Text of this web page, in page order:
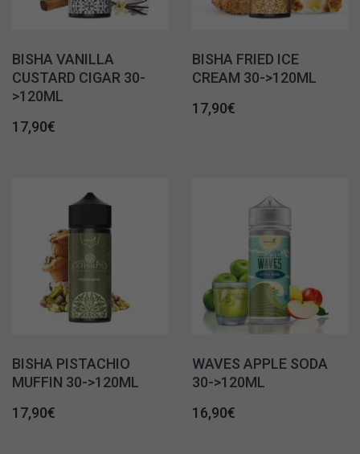
BISHA VANILLA
CUSTARD CIGAR 30-
>120ML
17,90€
BISHA FRIED ICE
CREAM 30->120ML
17,90€
BISHA PISTACHIO
MUFFIN 30->120ML
17,90€
WAVES APPLE SODA
30->120ML
16,90€